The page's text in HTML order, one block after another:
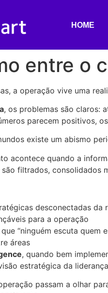
HOME
entre o
a operação vive uma
, os problemas são claros:
parecem positivos,
existe um abismo
acontece quando a
filtrados, consolidados
desconectadas da
para a operação
“ninguém escuta quem
áreas
, quando bem
estratégica da
passam a olhar